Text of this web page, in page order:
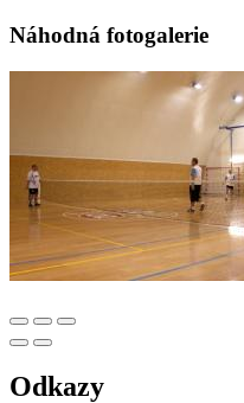
Náhodná fotogalerie
Odkazy